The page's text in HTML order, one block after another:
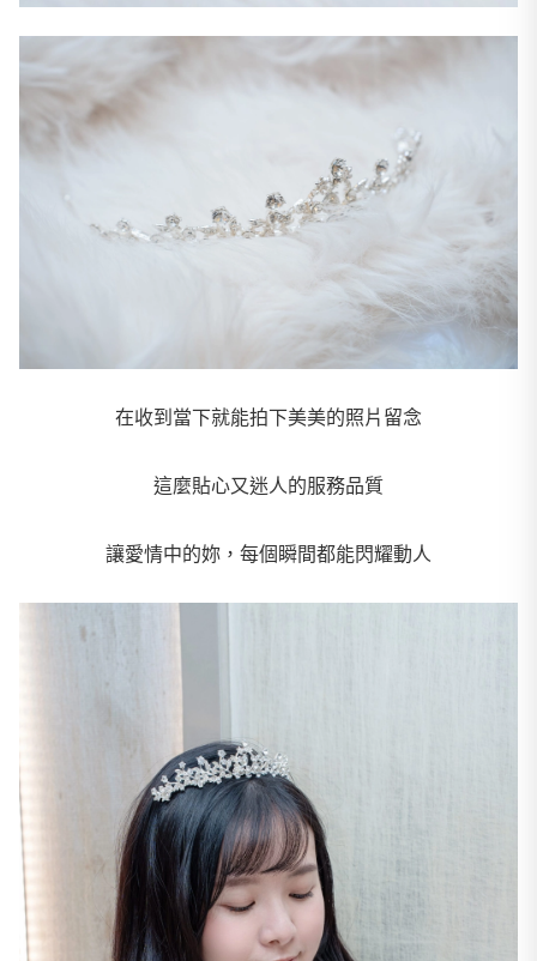
在收到當下就能拍下美美的照片留念
這麼貼心又迷人的服務品質
讓愛情中的妳，每個瞬間都能閃耀動人